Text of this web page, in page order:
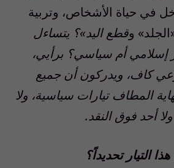
في حياة الأشخاص، وتربية
وقطع اليد»؟ يتساءل
إسلامي أم سياسي؟ برأيي،
كاف، ويدركون أن جميع
المطاف تيارات سياسية، ولا
أحد فوق النقد.
التيار تحديداً؟